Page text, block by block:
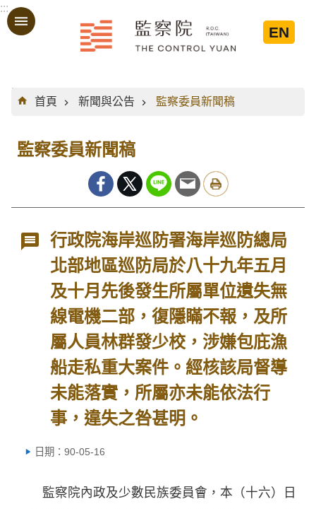
跳到主要內容區塊
:::
EN
:::
首頁
新聞與公告 監察委員新聞稿
監察委員新聞稿
行政院海岸巡防署海岸巡防總局
北部地區巡防局於八十九年五月
及十月先後發生所屬單位遺失無
線電機二部，復隱瞞不報，及所
屬人員林群發少校，涉嫌包庇漁
船走私重大案件。經核該局督導
未能落實，所屬亦未能依法行
事，違失之咎甚明。
日期：90-05-16
監察院內政及少數民族委員會，本（十六）日